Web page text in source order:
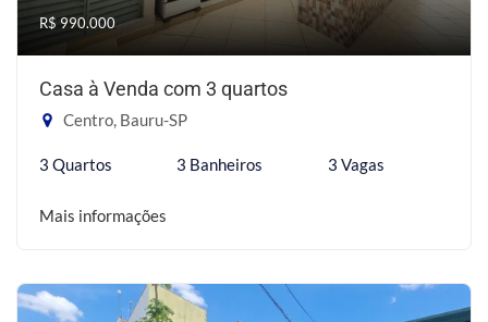
R$ 990.000
Casa à Venda com 3 quartos
Centro, Bauru-SP
3 Quartos 3 Banheiros 3 Vagas
Mais informações